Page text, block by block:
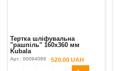
Тертка шліфувальна
"рашпіль" 160х360 мм
Kubala
Арт.: 00094089 520.00 UAH